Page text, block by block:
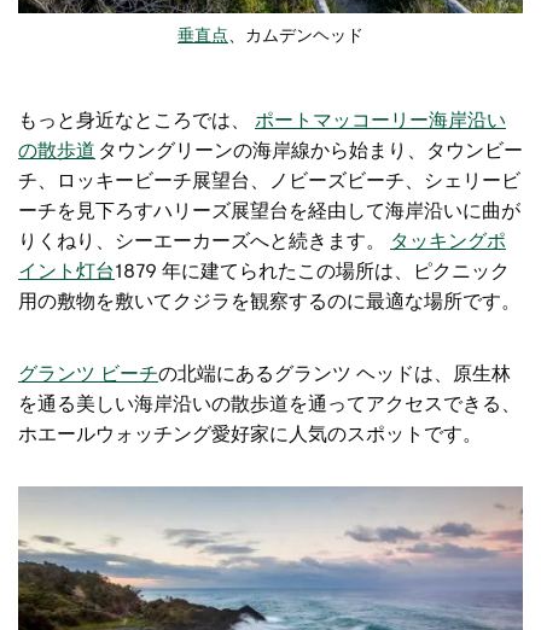
垂直点 、カムデンヘッド
もっと身近なところでは、
ポートマッコーリー海岸沿い
の散歩道 タウングリーンの海岸線から始まり、タウンビー
チ、ロッキービーチ展望台、ノビーズビーチ、シェリービ
ーチを見下ろすハリーズ展望台を経由して海岸沿いに曲が
りくねり、シーエーカーズへと続きます。
タッキングポ
イント灯台1879 年に建てられたこの場所は、ピクニック
用の敷物を敷いてクジラを観察するのに最適な場所です。
グランツ ビーチの北端にあるグランツ ヘッドは
原生林
を通る美しい海岸沿いの散歩道を通ってアクセスできる、
ホエールウォッチング愛好家に人気のスポットです。